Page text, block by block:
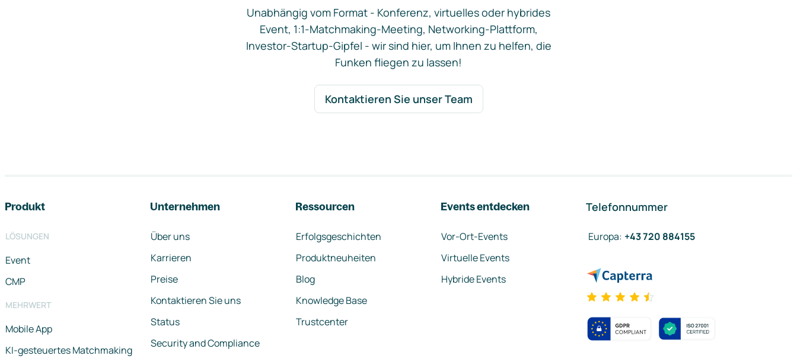
Unabhängig vom Format - Konferenz, virtuelles oder hybrides
Event, 1:1-Matchmaking-Meeting, Networking-Plattform,
Investor-Startup-Gipfel - wir sind hier, um Ihnen zu helfen, die
Funken fliegen zu lassen!
Kontaktieren Sie unser Team
Produkt
LÖSUNGEN
Event
CMP
MEHRWERT
Mobile App
KI-gesteuertes Matchmaking
Unternehmen
Über uns
Karrieren
Preise
Kontaktieren Sie uns
Status
Security and Compliance
Ressourcen
Erfolgsgeschichten
Produktneuheiten
Blog
Knowledge Base
Trustcenter
Events entdecken
Vor-Ort-Events
Virtuelle Events
Hybride Events
Telefonnummer
Europa: +43 720 884155